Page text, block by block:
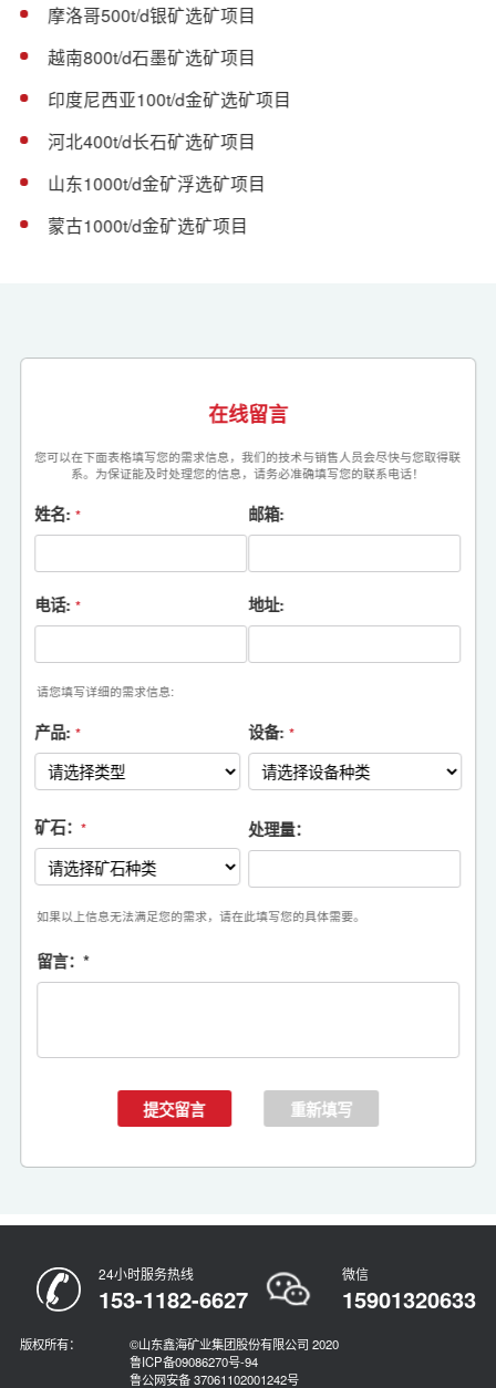
摩洛哥500t/d银矿选矿项目
越南800t/d石墨矿选矿项目
印度尼西亚100t/d金矿选矿项目
河北400t/d长石矿选矿项目
山东1000t/d金矿浮选矿项目
蒙古1000t/d金矿选矿项目
在线留言
您可以在下面表格填写您的需求信息，我们的技术与销售人员会尽快与您取得联
系。为保证能及时处理您的信息，请务必准确填写您的联系电话！
姓名: * 邮箱:
电话: * 地址:
请您填写详细的需求信息:
产品: * 设备: *
矿石： * 处理量：
如果以上信息无法满足您的需求，请在此填写您的具体需要。
留言：*
24小时服务热线
153-1182-6627
微信
15901320633
版权所有：
©山东鑫海矿业集团股份有限公司 2020
鲁ICP备09086270号-94
鲁公网安备 37061102001242号